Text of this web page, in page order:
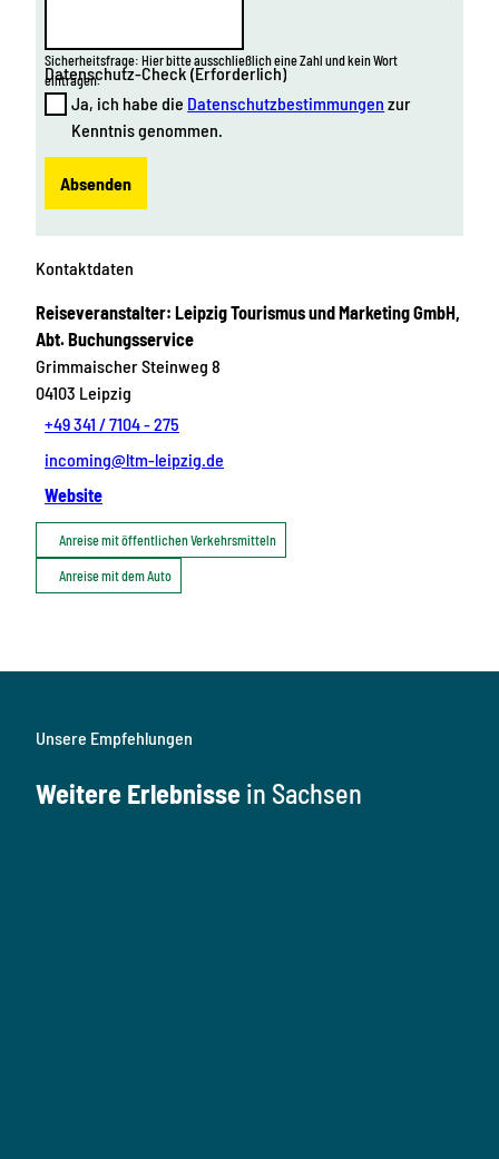
Sicherheitsfrage: Hier bitte ausschließlich eine Zahl und kein Wort
eintragen.
Datenschutz-Check (Erforderlich)
Ja, ich habe die Datenschutzbestimmungen zur
Kenntnis genommen.
Absenden
Kontaktdaten
Reiseveranstalter: Leipzig Tourismus und Marketing GmbH,
Abt. Buchungsservice
Grimmaischer Steinweg 8
04103 Leipzig
+49 341 / 7104 - 275
incoming@ltm-leipzig.de
Website
Anreise mit öffentlichen Verkehrsmitteln
Anreise mit dem Auto
Unsere Empfehlungen
Weitere Erlebnisse in Sachsen